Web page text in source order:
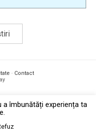
· Contact
îmbunătăți experiența ta